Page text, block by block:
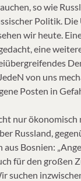
so wie
Politik.
wir heute.
eine
von uns
Posten in
nur
Russland,
aus Bosnien:
für den großen
suchen